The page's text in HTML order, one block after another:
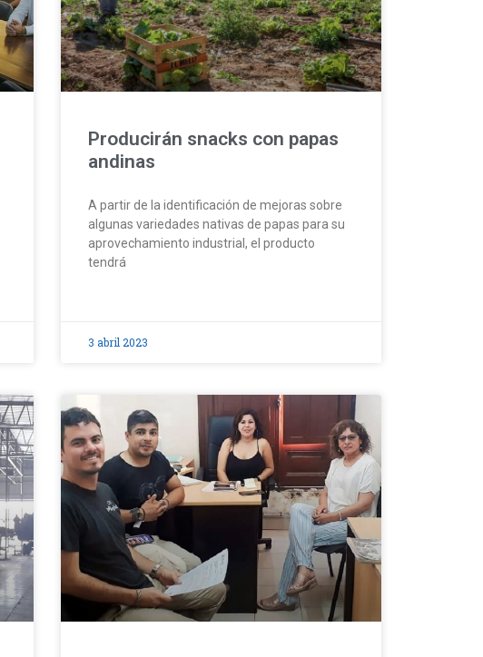
Producirán snacks con papas
andinas
A partir de la identificación de mejoras sobre
algunas variedades nativas de papas para su
aprovechamiento industrial, el producto
tendrá
3 abril 2023